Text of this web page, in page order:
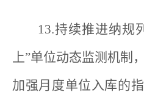
13.持续推进纳规
上”单位动态监测机制
加强月度单位入库的